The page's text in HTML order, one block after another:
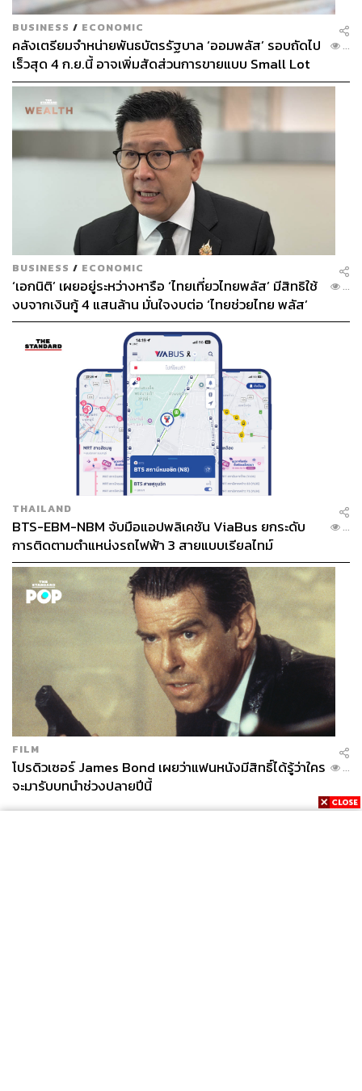
BUSINESS / ECONOMIC
คลังเตรียมจำหน่ายพันธบัตรรัฐบาล ‘ออมพลัส’ รอบถัดไป
เร็วสุด 4 ก.ย.นี้ อาจเพิ่มสัดส่วนการขายแบบ Small Lot
First มากขึ้น
...
BUSINESS / ECONOMIC
‘เอกนิติ’ เผยอยู่ระหว่างหารือ ‘ไทยเที่ยวไทยพลัส’ มีสิทธิใช้
งบจากเงินกู้ 4 แสนล้าน มั่นใจงบต่อ ‘ไทยช่วยไทย พลัส’
เฟส 2 มีเพียงพอ
...
THAILAND
BTS-EBM-NBM จับมือแอปพลิเคชัน ViaBus ยกระดับ
การติดตามตำแหน่งรถไฟฟ้า 3 สายแบบเรียลไทม์
...
FILM
โปรดิวเซอร์ James Bond เผยว่าแฟนหนังมีสิทธิ์ได้รู้ว่าใคร
จะมารับบทนำช่วงปลายปีนี้
...